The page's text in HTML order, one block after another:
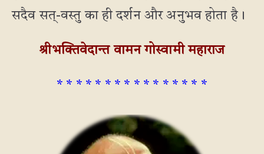
सदैव सत्-वस्तु का ही दर्शन और अनुभव होता है।
श्रीभक्तिवेदान्त वामन गोस्वामी महाराज
* * * * * * * * * * * * * * * *